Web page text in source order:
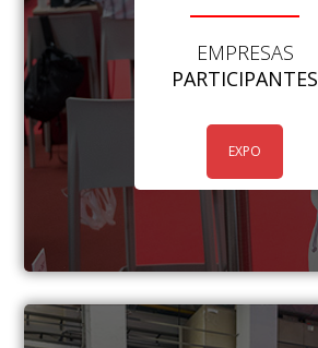
EMPRESAS
PARTICIPANTES
EXPO